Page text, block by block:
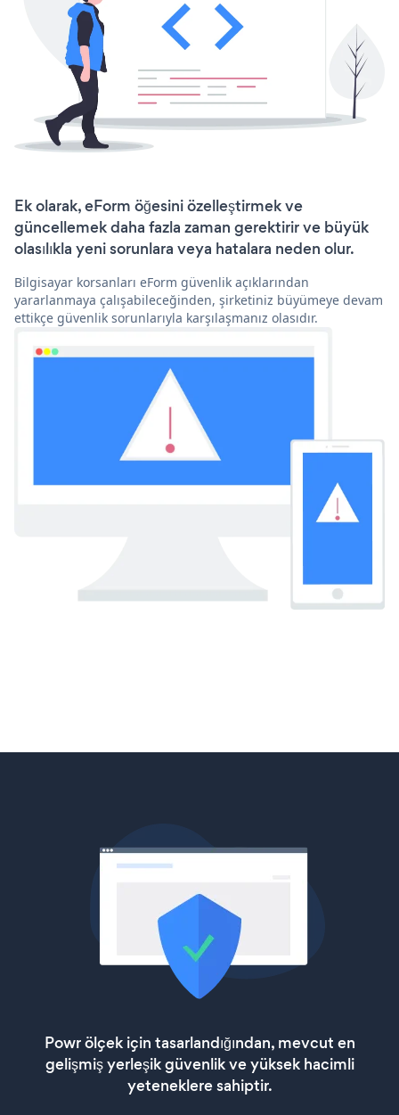
Ek olarak, eForm öğesini özelleştirmek ve
güncellemek daha fazla zaman gerektirir ve büyük
olasılıkla yeni sorunlara veya hatalara neden olur.
Bilgisayar korsanları eForm güvenlik açıklarından
yararlanmaya çalışabileceğinden, şirketiniz büyümeye devam
ettikçe güvenlik sorunlarıyla karşılaşmanız olasıdır.
Powr ölçek için tasarlandığından, mevcut en
gelişmiş yerleşik güvenlik ve yüksek hacimli
yeteneklere sahiptir.